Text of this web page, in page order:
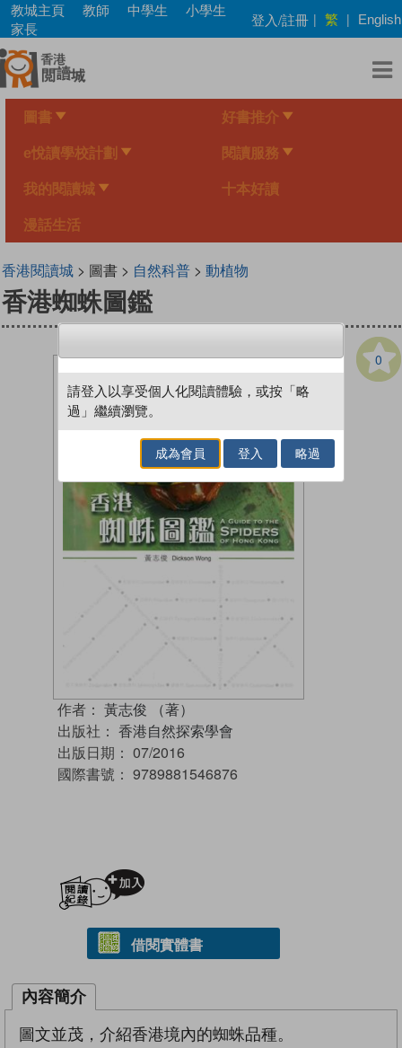
Skip
main
content
教城主頁 教師 中學生
小學生
家長
登入/註冊 | 繁 | English
圖書 好書推介
e悅讀學校計劃 閱讀服務
我的閱讀城 十本好讀
漫話生活
香港閱讀城> 圖書 > 自然科普> 動植物
香港蜘蛛圖鑑
0
作者： 黃志俊 （著）
出版社： 香港自然探索學會
出版日期： 07/2016
國際書號： 9789881546876
借閱實體書
內容簡介
圖文並茂，介紹香港境內的蜘蛛品種。
請登入以享受個人化閱讀體驗，或按「略
過」繼續瀏覽。
成為會員 登入 略過